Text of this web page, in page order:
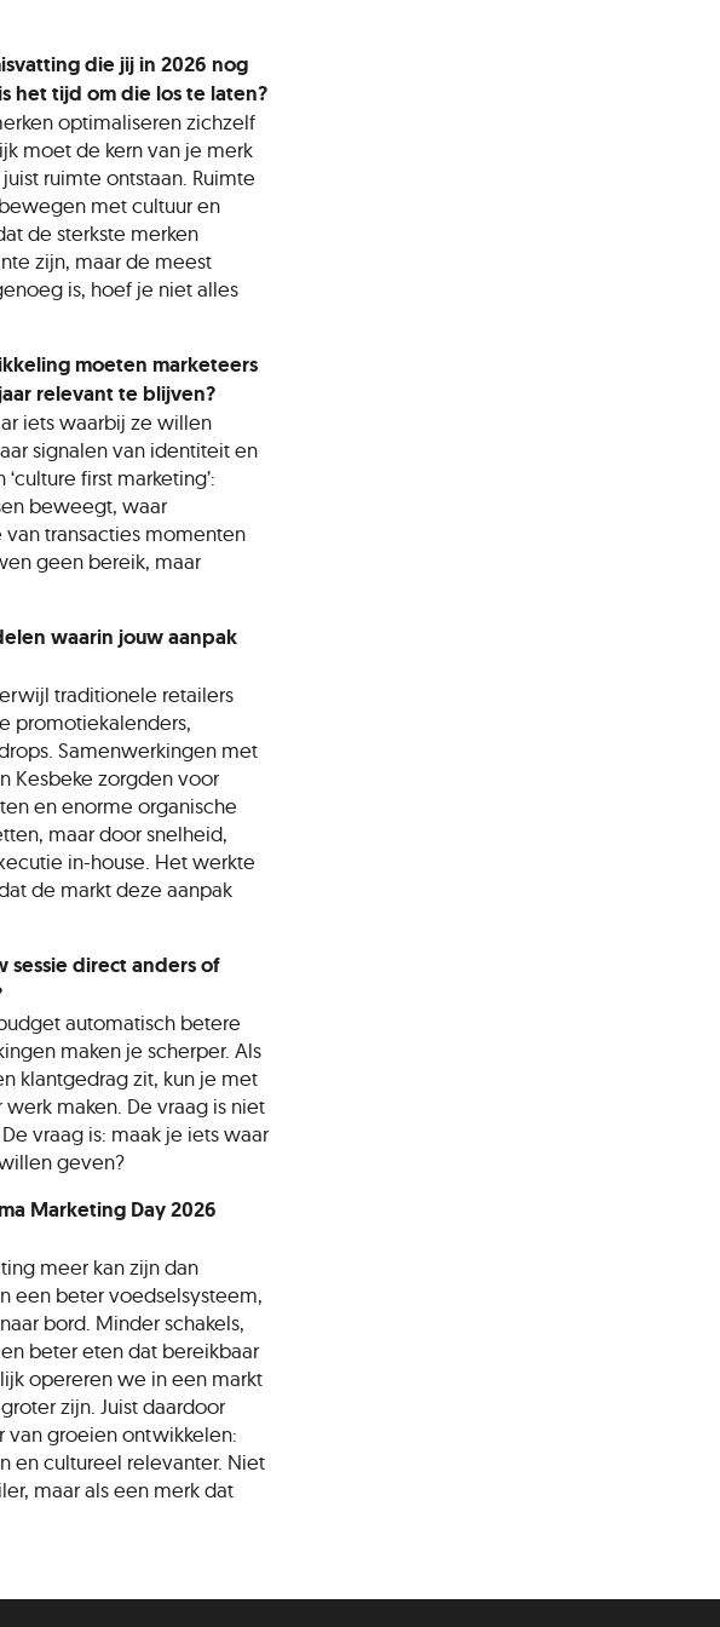
die jij in 2026 nog
het tijd om die los te laten?
optimaliseren zichzelf
moet de kern van je merk
ruimte ontstaan. Ruimte
met cultuur en
de sterkste merken
zijn, maar de meest
is, hoef je niet alles
moeten marketeers
relevant te blijven?
iets waarbij ze willen
signalen van identiteit en
first marketing’:
beweegt, waar
transacties momenten
geen bereik, maar
waarin jouw aanpak
traditionele retailers
promotiekalenders,
Samenwerkingen met
Kesbeke zorgden voor
en enorme organische
maar door snelheid,
in-house. Het werkte
de markt deze aanpak
sessie direct anders of
automatisch betere
maken je scherper. Als
klantgedrag zit, kun je met
maken. De vraag is niet
vraag is: maak je iets waar
geven?
Marketing Day 2026
meer kan zijn dan
een beter voedselsysteem,
bord. Minder schakels,
beter eten dat bereikbaar
opereren we in een markt
zijn. Juist daardoor
groeien ontwikkelen:
en cultureel relevanter. Niet
maar als een merk dat